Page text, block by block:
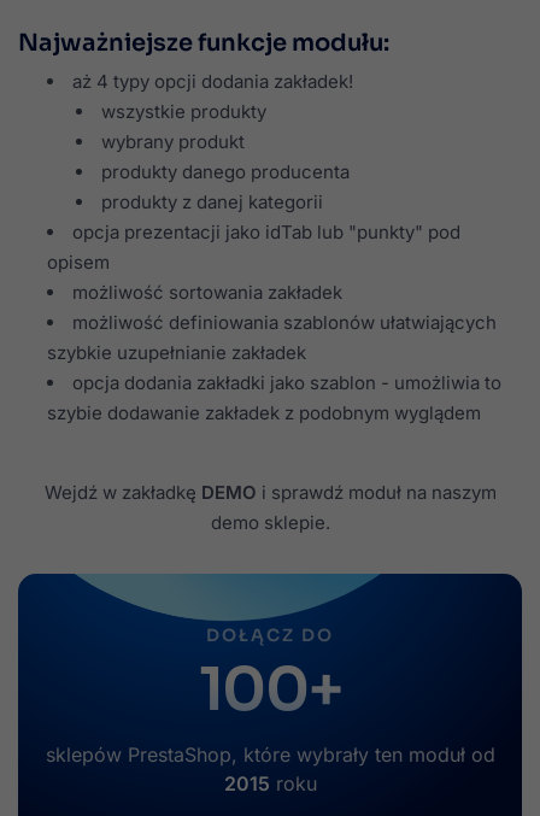
Najważniejsze funkcje modułu:
aż 4 typy opcji dodania zakładek!
wszystkie produkty
wybrany produkt
produkty danego producenta
produkty z danej kategorii
opcja prezentacji jako idTab lub "punkty" pod
opisem
możliwość sortowania zakładek
możliwość definiowania szablonów ułatwiających
szybkie uzupełnianie zakładek
opcja dodania zakładki jako szablon - umożliwia to
szybie dodawanie zakładek z podobnym wyglądem
Wejdź w zakładkę DEMO i sprawdź moduł na naszym
demo sklepie.
DOŁĄCZ DO
100+
sklepów PrestaShop, które wybrały ten moduł od
2015 roku